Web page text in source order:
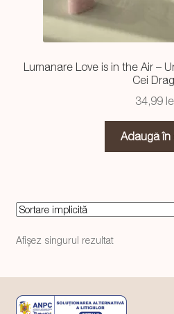
Lumanare Love is in the Air –
Cei
34,99
Adaugă în
Afișez singurul rezultat